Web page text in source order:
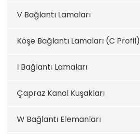
V Bağlantı Lamaları
Köşe Bağlantı Lamaları (C Profil)
I Bağlantı Lamaları
Çapraz Kanal Kuşakları
W Bağlantı Elemanları